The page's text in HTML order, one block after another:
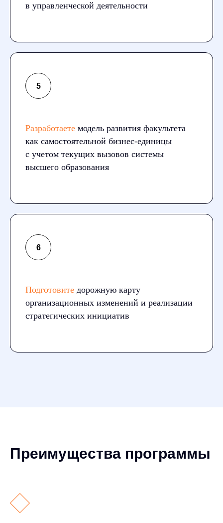
в управленческой деятельности
Разработаете модель развития факультета
как самостоятельной бизнес-единицы
с учетом текущих вызовов системы
высшего образования
Подготовите дорожную карту
организационных изменений и реализации
стратегических инициатив
Преимущества программы